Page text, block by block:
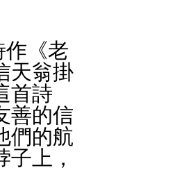
《老
天翁掛
首詩
善的信
們的航
上，